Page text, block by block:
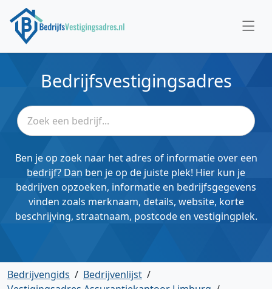
Bedrijfsvestigingsadres
Ben je op zoek naar het adres of informatie over een
bedrijf? Dan ben je op de juiste plek! Hier kun je
bedrijven opzoeken, informatie en bedrijfsgegevens
vinden zoals merknaam, details, website, korte
beschrijving, straatnaam, postcode en vestigingplek.
Bedrijvengids / Bedrijvenlijst /